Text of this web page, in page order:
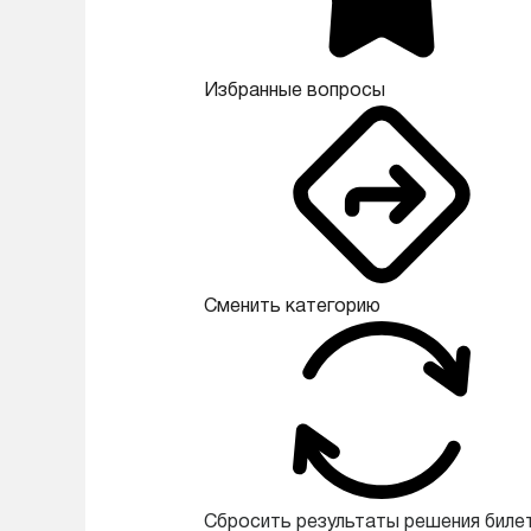
Избранные вопросы
Сменить категорию
Сбросить результаты решения